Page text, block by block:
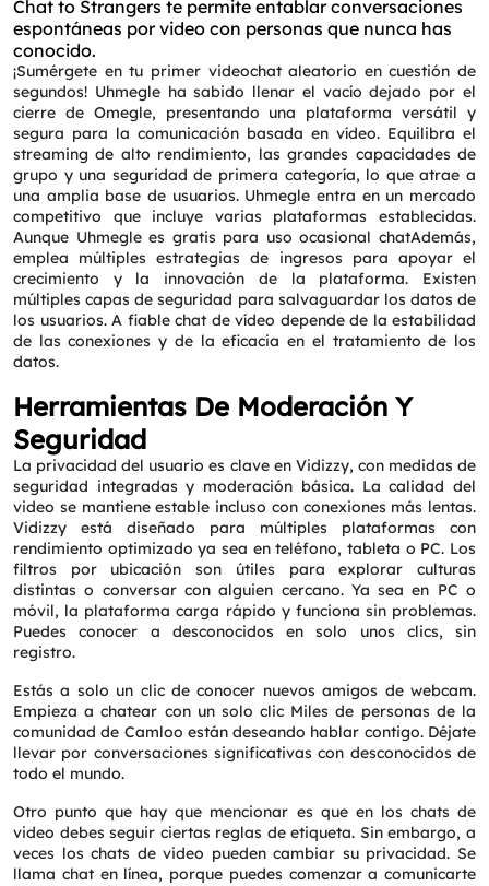
Chat to Strangers te permite entablar conversaciones
espontáneas por video con personas que nunca has
conocido.
¡Sumérgete en tu primer videochat aleatorio en cuestión de
segundos! Uhmegle ha sabido llenar el vacío dejado por el
cierre de Omegle, presentando una plataforma versátil y
segura para la comunicación basada en vídeo. Equilibra el
streaming de alto rendimiento, las grandes capacidades de
grupo y una seguridad de primera categoría, lo que atrae a
una amplia base de usuarios. Uhmegle entra en un mercado
competitivo que incluye varias plataformas establecidas.
Aunque Uhmegle es gratis para uso ocasional chatAdemás,
emplea múltiples estrategias de ingresos para apoyar el
crecimiento y la innovación de la plataforma. Existen
múltiples capas de seguridad para salvaguardar los datos de
los usuarios. A fiable chat de vídeo depende de la estabilidad
de las conexiones y de la eficacia en el tratamiento de los
datos.
Herramientas De Moderación Y
Seguridad
La privacidad del usuario es clave en Vidizzy, con medidas de
seguridad integradas y moderación básica. La calidad del
video se mantiene estable incluso con conexiones más lentas.
Vidizzy está diseñado para múltiples plataformas con
rendimiento optimizado ya sea en teléfono, tableta o PC. Los
filtros por ubicación son útiles para explorar culturas
distintas o conversar con alguien cercano. Ya sea en PC o
móvil, la plataforma carga rápido y funciona sin problemas.
Puedes conocer a desconocidos en solo unos clics, sin
registro.
Estás a solo un clic de conocer nuevos amigos de webcam.
Empieza a chatear con un solo clic Miles de personas de la
comunidad de Camloo están deseando hablar contigo. Déjate
llevar por conversaciones significativas con desconocidos de
todo el mundo.
Otro punto que hay que mencionar es que en los chats de
video debes seguir ciertas reglas de etiqueta. Sin embargo, a
veces los chats de video pueden cambiar su privacidad. Se
llama chat en línea, porque puedes comenzar a comunicarte